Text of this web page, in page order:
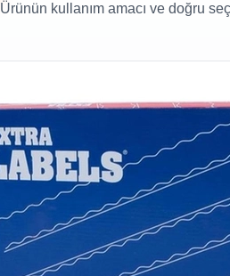
Ürünün kullanım amacı ve doğru